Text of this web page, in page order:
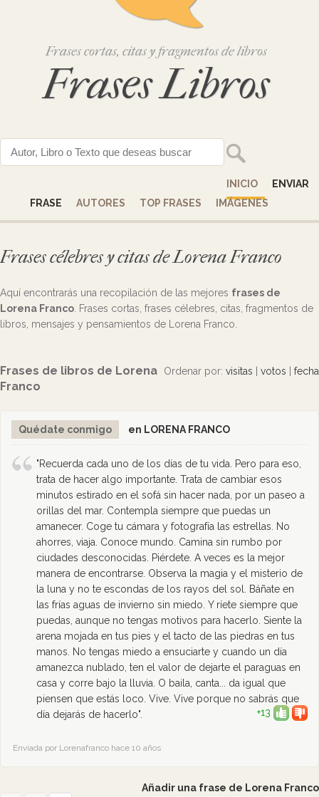
Frases cortas, citas y fragmentos de libros
Frases Libros
INICIO
ENVIAR
FRASE
AUTORES TOP FRASES IMÁGENES
Frases célebres y citas de Lorena Franco
Aquí encontrarás una recopilación de las mejores frases de
Lorena Franco . Frases cortas, frases célebres, citas, fragmentos de
libros, mensajes y pensamientos de Lorena Franco.
Ordenar por: visitas votos fecha
Frases de libros de Lorena
Franco
Quédate conmigo en LORENA FRANCO
"Recuerda cada uno de los días de tu vida. Pero para eso,
trata de hacer algo importante. Trata de cambiar esos
minutos estirado en el sofá sin hacer nada, por un paseo a
orillas del mar. Contempla siempre que puedas un
amanecer. Coge tu cámara y fotografía las estrellas. No
ahorres, viaja. Conoce mundo. Camina sin rumbo por
ciudades desconocidas. Piérdete. A veces es la mejor
manera de encontrarse. Observa la magia y el misterio de
la luna y no te escondas de los rayos del sol. Báñate en
las frías aguas de invierno sin miedo. Y ríete siempre que
puedas, aunque no tengas motivos para hacerlo. Siente la
arena mojada en tus pies y el tacto de las piedras en tus
manos. No tengas miedo a ensuciarte y cuando un día
amanezca nublado, ten el valor de dejarte el paraguas en
casa y corre bajo la lluvia. O baila, canta... da igual que
piensen que estás loco. Vive. Vive porque no sabrás que
día dejarás de hacerlo".
+13
Enviada por Lorenafranco hace 10 años
Añadir una frase de Lorena Franco